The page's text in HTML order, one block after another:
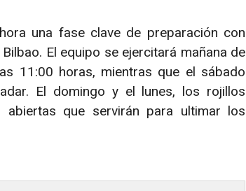
una fase clave de preparación con
El equipo se ejercitará mañana de
11:00 horas, mientras que el sábado
El domingo y el lunes, los rojillos
abiertas que servirán para ultimar los